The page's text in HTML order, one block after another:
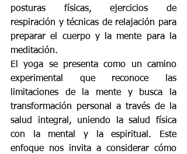
posturas físicas, ejercicios de
respiración y técnicas de relajación para
preparar el cuerpo y la mente para la
meditación.
El yoga se presenta como un camino
experimental que reconoce las
limitaciones de la mente y busca la
transformación personal a través de la
salud integral, uniendo la salud física
con la mental y la espiritual. Este
enfoque nos invita a considerar cómo